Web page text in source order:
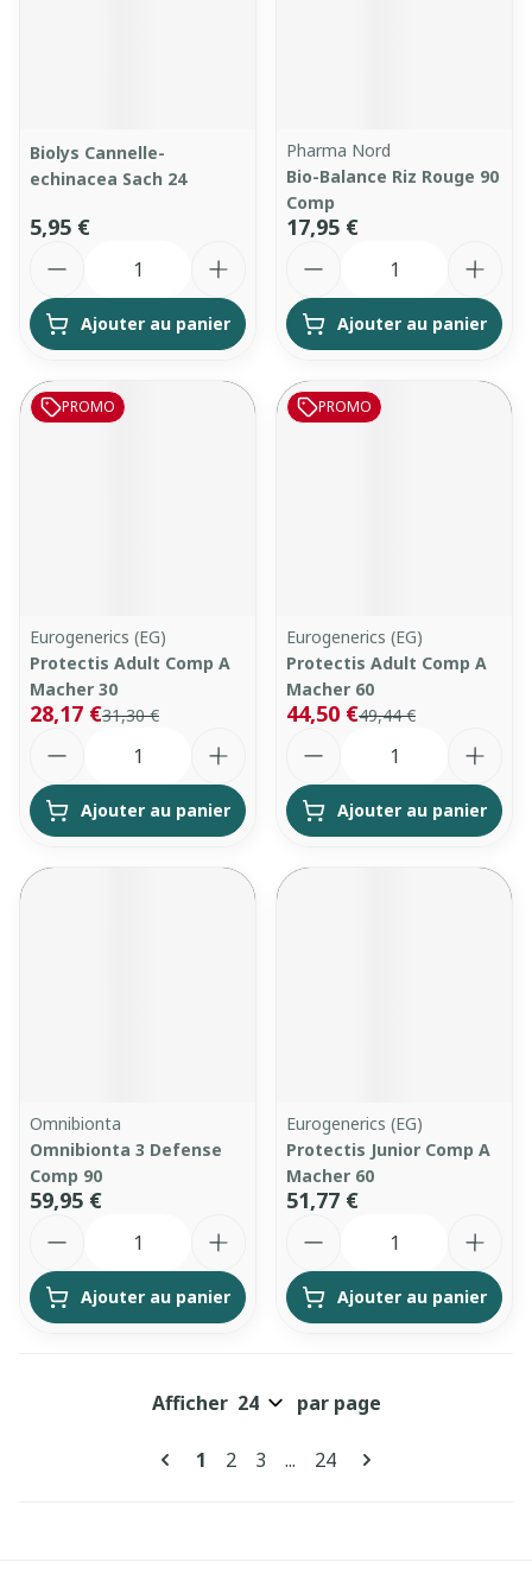
Biolys Cannelle-
echinacea Sach 24
5,95 €
Ajouter au panier
Pharma Nord
Bio-Balance Riz Rouge 90
Comp
17,95 €
Ajouter au panier
PROMO
Eurogenerics (EG)
Protectis Adult Comp A
Macher 30
31,30 €
28,17 €
Ajouter au panier
PROMO
Eurogenerics (EG)
Protectis Adult Comp A
Macher 60
49,44 €
44,50 €
Ajouter au panier
Omnibionta
Omnibionta 3 Defense
Comp 90
59,95 €
Ajouter au panier
Eurogenerics (EG)
Protectis Junior Comp A
Macher 60
51,77 €
Ajouter au panier
Pages
Vous lisez actuellement la page
1 Page
2 Page
3 ... Page
24
Afficher par page